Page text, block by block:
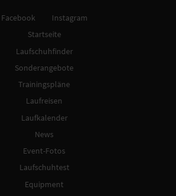
Facebook
Instagram
Startseite
Laufschuhfinder
Sonderangebote
Trainingspläne
Laufreisen
Laufkalender
News
Event-Fotos
Laufschuhtest
Equipment